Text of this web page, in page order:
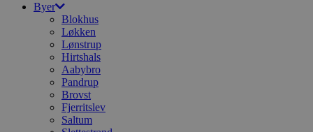
Byer
Blokhus
Løkken
Lønstrup
Hirtshals
Aabybro
Pandrup
Brovst
Fjerritslev
Saltum